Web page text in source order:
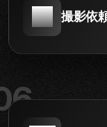
撮影依